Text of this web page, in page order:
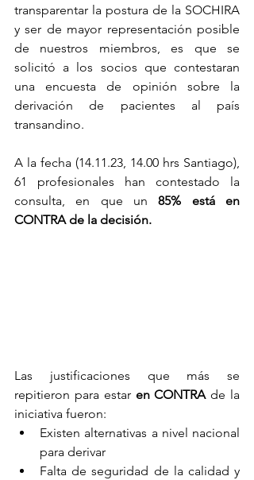
transparentar la postura de la SOCHIRA
y ser de mayor representación posible
de nuestros miembros, es que se
solicitó a los socios que contestaran
una encuesta de opinión sobre la
derivación de pacientes al país
transandino.
A la fecha (14.11.23, 14.00 hrs Santiago),
61 profesionales han contestado la
consulta, en que un 85% está en
CONTRA de la decisión.
Las justificaciones que más se
repitieron para estar en CONTRA de la
iniciativa fueron:
Existen alternativas a nivel nacional
para derivar
Falta de seguridad de la calidad y